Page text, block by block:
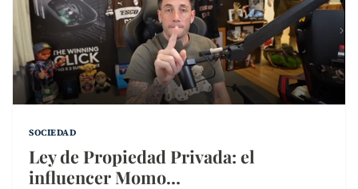
SOCIEDAD
Ley de Propiedad Privada: el
influencer Momo…